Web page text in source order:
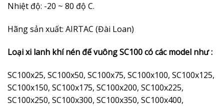
Nhiệt độ: -20 ~ 80 độ C.
Hãng sản xuất: AIRTAC (Đài Loan)
Loại xi lanh khí nén đế vuông SC100 có các model như :
SC100x25, SC100x50, SC100x75, SC100x100, SC100x125,
SC100x150, SC100x175, SC100x200, SC100x225,
SC100x250, SC100x300, SC100x350, SC100x400,